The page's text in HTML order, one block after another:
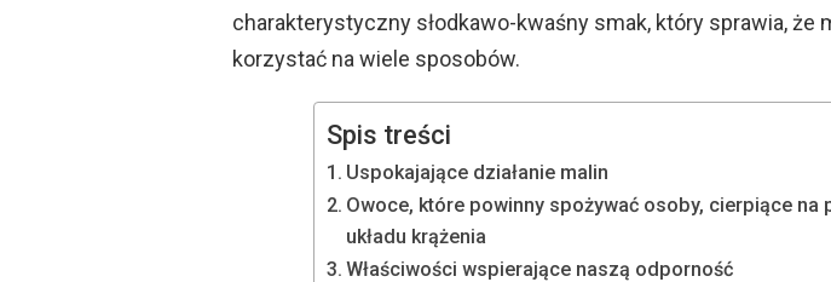
charakterystyczny słodkawo-kwaśny smak, który sprawia, że
korzystać na wiele sposobów.
Spis treści
Uspokajające działanie malin
Owoce, które powinny spożywać osoby, cierpiące na
układu krążenia
Właściwości wspierające naszą odporność